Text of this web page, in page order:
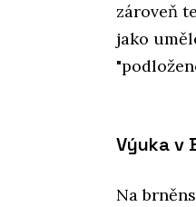
zároveň
jako
Výuka v
Na